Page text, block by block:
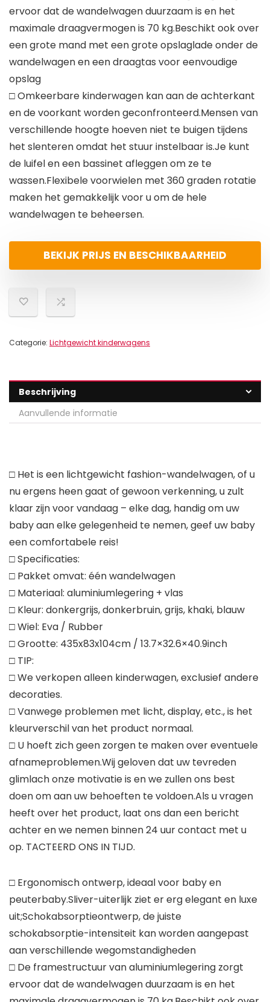
ervoor dat de wandelwagen duurzaam is en het
maximale draagvermogen is 70 kg.Beschikt ook over
een grote mand met een grote opslaglade onder de
wandelwagen en een draagtas voor eenvoudige
opslag
□ Omkeerbare kinderwagen kan aan de achterkant
en de voorkant worden geconfronteerd.Mensen van
verschillende hoogte hoeven niet te buigen tijdens
het slenteren omdat het stuur instelbaar is.Je kunt
de luifel en een bassinet afleggen om ze te
wassen.Flexibele voorwielen met 360 graden rotatie
maken het gemakkelijk voor u om de hele
wandelwagen te beheersen.
BEKIJK PRIJS EN BESCHIKBAARHEID
Categorie: Lichtgewicht kinderwagens
Beschrijving
Aanvullende informatie
□ Het is een lichtgewicht fashion-wandelwagen, of u
nu ergens heen gaat of gewoon verkenning, u zult
klaar zijn voor vandaag – elke dag, handig om uw
baby aan elke gelegenheid te nemen, geef uw baby
een comfortabele reis!
□ Specificaties:
□ Pakket omvat: één wandelwagen
□ Materiaal: aluminiumlegering + vlas
□ Kleur: donkergrijs, donkerbruin, grijs, khaki, blauw
□ Wiel: Eva / Rubber
□ Grootte: 435x83x104cm / 13.7×32.6×40.9inch
□ TIP:
□ We verkopen alleen kinderwagen, exclusief andere
decoraties.
□ Vanwege problemen met licht, display, etc., is het
kleurverschil van het product normaal.
□ U hoeft zich geen zorgen te maken over eventuele
afnameproblemen.Wij geloven dat uw tevreden
glimlach onze motivatie is en we zullen ons best
doen om aan uw behoeften te voldoen.Als u vragen
heeft over het product, laat ons dan een bericht
achter en we nemen binnen 24 uur contact met u
op. TACTEERD ONS IN TIJD.
□ Ergonomisch ontwerp, ideaal voor baby en
peuterbaby.Sliver-uiterlijk ziet er erg elegant en luxe
uit;Schokabsorptieontwerp, de juiste
schokabsorptie-intensiteit kan worden aangepast
aan verschillende wegomstandigheden
□ De framestructuur van aluminiumlegering zorgt
ervoor dat de wandelwagen duurzaam is en het